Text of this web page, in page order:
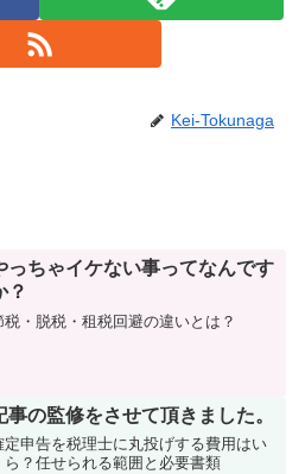
Kei-Tokunaga
っちゃイケない事ってなんです
？
税・脱税・租税回避の違いとは？
事の監修をさせて頂きました。
定申告を税理士に丸投げする費用はい
ら？任せられる範囲と必要書類